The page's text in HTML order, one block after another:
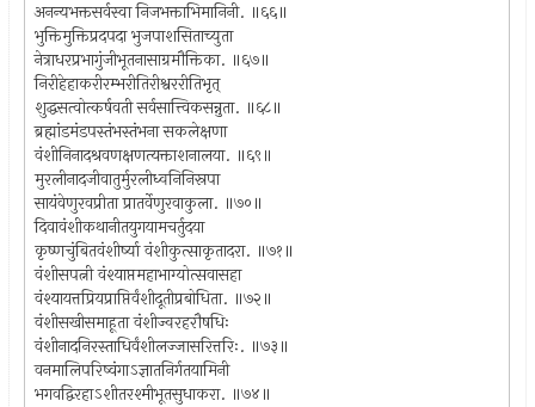
अनन्यभक्तसर्वस्वा निजभक्ताभिमानिनी. ॥६६॥
भुक्तिमुक्तिप्रदपदा भुजपाशसिताच्युता
नेत्राधरप्रभागुंजीभूतनासाग्रमौक्तिका. ॥६७॥
निरीहेहाकरीरम्भरीतिरीश्वररीतिभृत्
शुद्धसत्वोत्कर्षवती सर्वसात्त्विकसन्नुता. ॥६८॥
ब्रह्मांडमंडपस्तंभस्तंभना सकलेक्षणा
वंशीनिनादश्रवणक्षणत्यक्ताशनालया. ॥६९॥
मुरलीनादजीवातुर्मुरलीध्वनिनिस्रपा
सायंवेणुरवप्रीता प्रातर्वेणुरवाकुला. ॥७०॥
दिवावंशीकथानीतयुगयामचर्तुदया
कृष्णचुंबितवंशीर्ष्या वंशीकुत्साकृतादरा. ॥७१॥
वंशीसपत्नी वंश्याप्तमहाभाग्योत्सवासहा
वंश्यायत्तप्रियप्राप्तिर्वंशीदूतीप्रबोधिता. ॥७२॥
वंशीसखीसमाहूता वंशीज्वरहरौषधिः
वंशीनादनिरस्ताधिर्वंशीलज्जासरित्तरिः. ॥७३॥
वनमालिपरिष्वंगाऽज्ञातनिर्गतयामिनी
भगवद्विरहाऽशीतरश्मीभूतसुधाकरा. ॥७४॥